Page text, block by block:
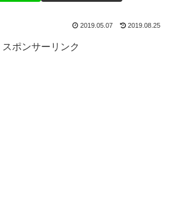
2019.05.07 2019.08.25
スポンサーリンク